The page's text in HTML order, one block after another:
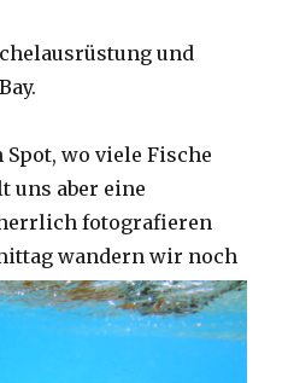
und
wo viele Fische
uns aber eine
fotografieren
wandern wir noch